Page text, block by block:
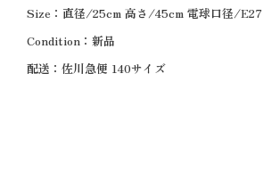
Size：直径/25cm 高さ/45cm 電球口径/E27
Condition：新品
配送：佐川急便 140サイズ